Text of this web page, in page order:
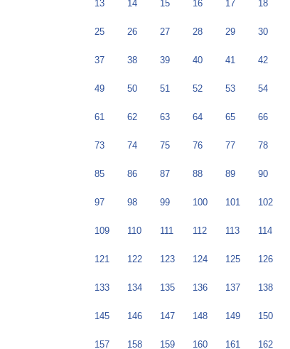
13 14 15 16 17 18
25 26 27 28 29 30
37 38 39 40 41 42
49 50 51 52 53 54
61 62 63 64 65 66
73 74 75 76 77 78
85 86 87 88 89 90
97 98 99 100 101 102
109 110 111 112 113 114
121 122 123 124 125 126
133 134 135 136 137 138
145 146 147 148 149 150
157 158 159 160 161 162